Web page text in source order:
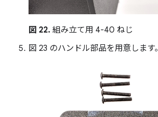
図 22. 組み立て用 4-40 ねじ
図 23 のハンドル部品を用意します。